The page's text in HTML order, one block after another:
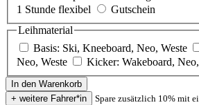
1 Stunde flexibel
Gutschein
Leihmaterial
Basis: Ski, Kneeboard, Neo, Weste
Neo, Weste
Kicker: Wakeboard,
Spare zusätzlich 10% mit